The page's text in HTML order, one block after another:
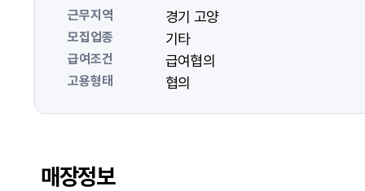
근무지역 경기 고양
모집업종 기타
급여조건 급여협의
고용형태 협의
매장정보